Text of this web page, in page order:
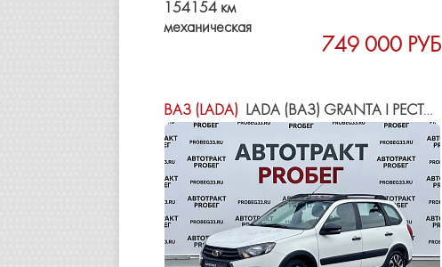
154154 км
механическая
749 000 РУБ
ВАЗ (LADA) LADA (ВАЗ) GRANTA I РЕСТАЙЛИНГ